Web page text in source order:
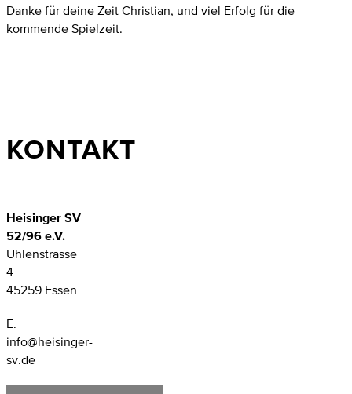
Danke für deine Zeit Christian, und viel Erfolg für die
kommende Spielzeit.
KONTAKT
Heisinger SV
52/96 e.V.
Uhlenstrasse
4
45259 Essen
E.
info@heisinger-
sv.de